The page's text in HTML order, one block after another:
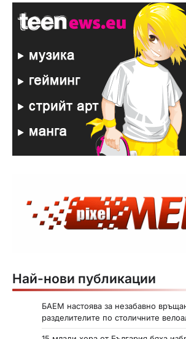
Най-нови публикации
БАЕМ настоява за незабавно
разделителите по столичните